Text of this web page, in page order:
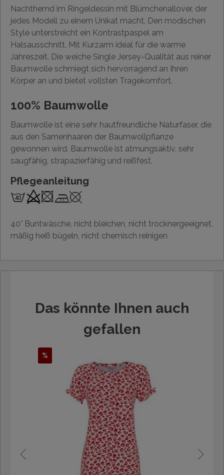
Nachthemd im Ringeldessin mit Blümchenallover, der
jedes Modell zu einem Unikat macht. Den modischen
Style unterstreicht ein Kontrastpaspel am
Halsausschnitt. Mit Kurzarm ideal für die warme
Jahreszeit. Die weiche Single Jersey-Qualität aus reiner
Baumwolle schmiegt sich hervorragend an Ihren
Körper an und bietet vollsten Tragekomfort.
100% Baumwolle
Baumwolle ist eine sehr hautfreundliche Naturfaser, die
aus den Samenhaaren der Baumwollpflanze
gewonnen wird. Baumwolle ist atmungsaktiv, sehr
saugfähig, strapazierfähig und reißfest.
Pflegeanleitung
40° Buntwäsche, nicht bleichen, nicht trocknergeeignet,
mäßig heiß bügeln, nicht chemisch reinigen
Das könnte Ihnen auch
gefallen
%